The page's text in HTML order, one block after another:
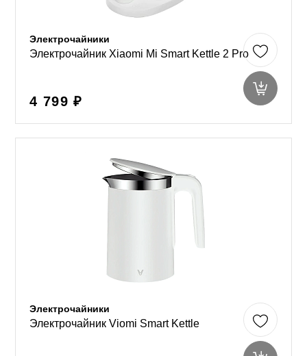
Электрочайники
Электрочайник Xiaomi Mi Smart Kettle 2 Pro
4 799 ₽
Электрочайники
Электрочайник Viomi Smart Kettle